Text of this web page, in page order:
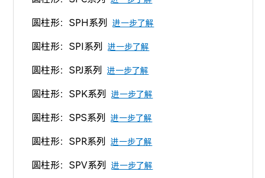
圆柱形：SPH系列进一步了解
圆柱形：SPI系列进一步了解
圆柱形：SPJ系列进一步了解
圆柱形：SPK系列进一步了解
圆柱形：SPS系列进一步了解
圆柱形：SPR系列进一步了解
圆柱形：SPV系列进一步了解